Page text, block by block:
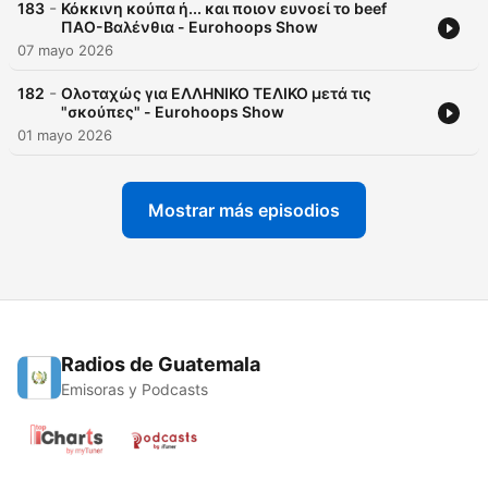
183 - Κόκκινη κούπα ή... και ποιον ευνοεί το beef
ΠΑΟ-Βαλένθια - Eurohoops Show
07 mayo 2026
182 - Ολοταχώς για ΕΛΛΗΝΙΚΟ ΤΕΛΙΚΟ μετά τις
"σκούπες" - Eurohoops Show
01 mayo 2026
Mostrar más episodios
Radios de Guatemala
Emisoras y Podcasts